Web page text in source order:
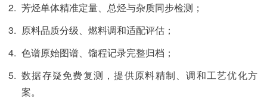
芳烃单体精准定量、总烃与杂质同步检测；
原料品质分级、燃料调和适配评估；
色谱原始图谱、馏程记录完整归档；
数据存疑免费复测，提供原料精制、调和工艺优化方
案。